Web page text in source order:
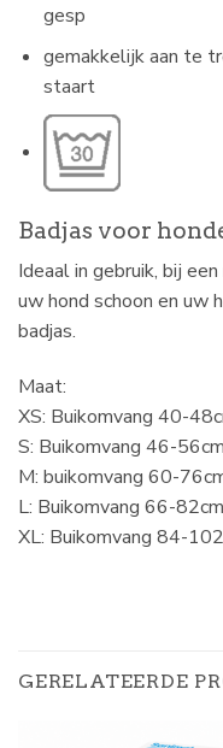
gesp
gemakkelijk aan te
staart
Badjas voor
Ideaal in gebruik, bij
uw hond schoon en uw
badjas.
Maat:
XS: Buikomvang 40-
S: Buikomvang 46-
M: buikomvang 60-
L: Buikomvang 66-
XL: Buikomvang 84-
GERELATEERDE